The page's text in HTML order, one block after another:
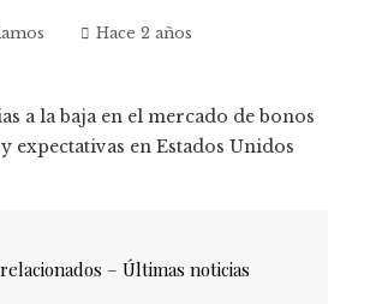
Hace 2 años
– Últimas noticias